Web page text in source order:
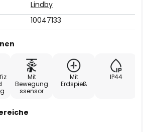
Lindby
10047133
Mit
Bewegung
ssensor
Mit
Erdspieß
IP44